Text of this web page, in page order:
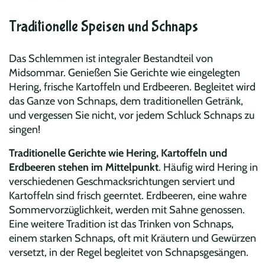
Traditionelle Speisen und Schnaps
Das Schlemmen ist integraler Bestandteil von
Midsommar. Genießen Sie Gerichte wie eingelegten
Hering, frische Kartoffeln und Erdbeeren. Begleitet wird
das Ganze von Schnaps, dem traditionellen Getränk,
und vergessen Sie nicht, vor jedem Schluck Schnaps zu
singen!
Traditionelle Gerichte wie Hering, Kartoffeln und
Erdbeeren stehen im Mittelpunkt. Häufig wird Hering in
verschiedenen Geschmacksrichtungen serviert und
Kartoffeln sind frisch geerntet. Erdbeeren, eine wahre
Sommervorzüglichkeit, werden mit Sahne genossen.
Eine weitere Tradition ist das Trinken von Schnaps,
einem starken Schnaps, oft mit Kräutern und Gewürzen
versetzt, in der Regel begleitet von Schnapsgesängen.